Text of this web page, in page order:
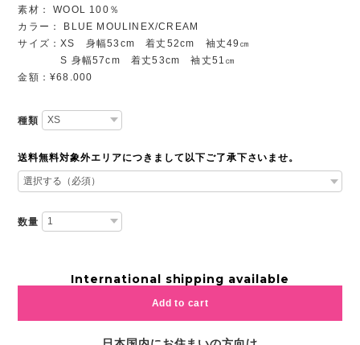
素材： WOOL 100％
カラー： BLUE MOULINEX/CREAM
サイズ：XS 身幅53cm 着丈52cm 袖丈49㎝
S 身幅57cm 着丈53cm 袖丈51㎝
金額：¥68.000
種類
送料無料対象外エリアにつきまして以下ご了承下さいませ。
数量
International shipping available
Add to cart